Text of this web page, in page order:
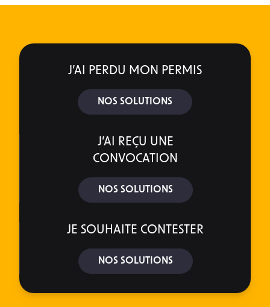
J’AI PERDU MON PERMIS
NOS SOLUTIONS
J’AI REÇU UNE
CONVOCATION
NOS SOLUTIONS
JE SOUHAITE CONTESTER
NOS SOLUTIONS